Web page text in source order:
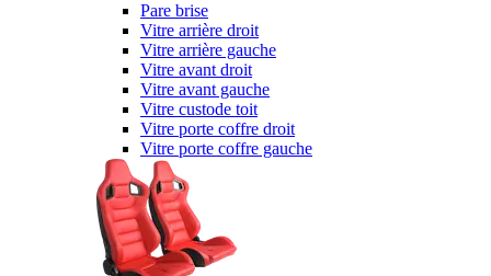
Pare brise
Vitre arrière droit
Vitre arrière gauche
Vitre avant droit
Vitre avant gauche
Vitre custode toit
Vitre porte coffre droit
Vitre porte coffre gauche